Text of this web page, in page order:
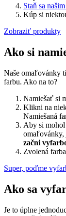
Staň sa
Kúp si
Zobraziť produkty
Ako si
Naše omaľovánky
farbu. Ako na to?
Namiešať si
Klikni na
Namiešaná
Aby si
omaľovánky,
začni
Zvolená
Super, poďme
Ako sa
Je to úplne